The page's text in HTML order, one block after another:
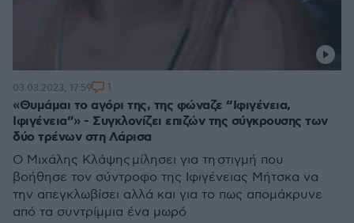
«Θυμάμαι το αγόρι της, της φώναζε “Ιφιγένεια,
Ιφιγένεια”» - Συγκλονίζει επιζών της σύγκρουσης των
δύο τρένων στη Λάρισα
Ο Μιχάλης Κλάψης μίλησει για τη στιγμή που
βοήθησε τον σύντροφο της Ιφιγένειας Μήτσκα να
την απεγκλωβίσει αλλά και για το πως απομάκρυνε
από τα συντρίμμια ένα μωρό
03.03.2023, 17:59 1